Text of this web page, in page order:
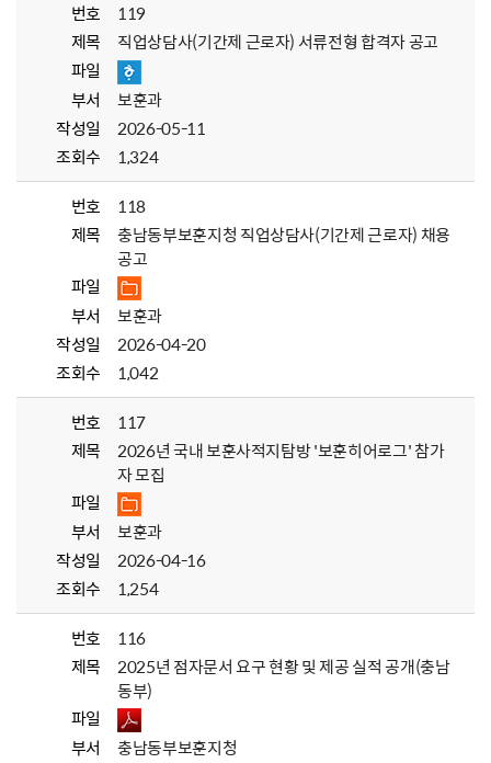
번호
119
제목
직업상담사(기간제 근로자) 서류전형 합격자 공고
파일
부서
보훈과
작성일
2026-05-11
조회수
1,324
번호
118
제목
충남동부보훈지청 직업상담사(기간제 근로자) 채용
공고
파일
부서
보훈과
작성일
2026-04-20
조회수
1,042
번호
117
제목
2026년 국내 보훈사적지탐방 '보훈히어로그' 참가
자 모집
파일
부서
보훈과
작성일
2026-04-16
조회수
1,254
번호
116
제목
2025년 점자문서 요구 현황 및 제공 실적 공개(충남
동부)
파일
부서
충남동부보훈지청